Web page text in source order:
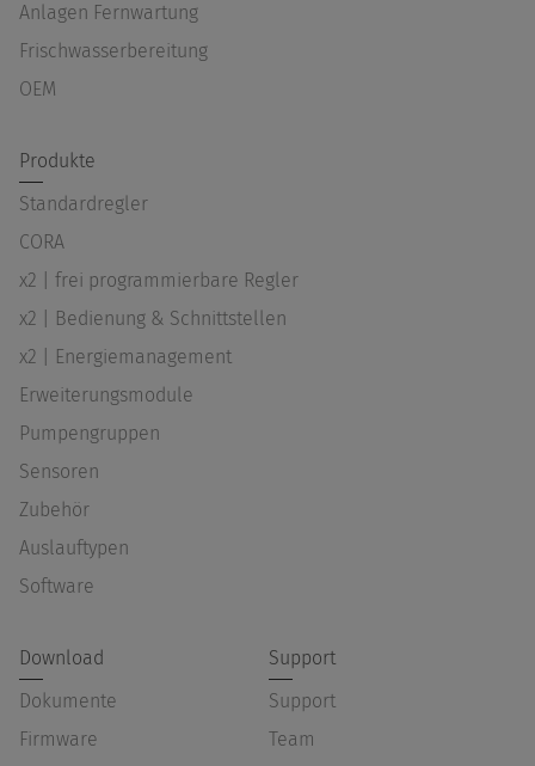
Anlagen Fernwartung
Frischwasserbereitung
OEM
Produkte
Standardregler
CORA
x2 | frei programmierbare Regler
x2 | Bedienung & Schnittstellen
x2 | Energiemanagement
Erweiterungsmodule
Pumpengruppen
Sensoren
Zubehör
Auslauftypen
Software
Download
Dokumente
Firmware
Support
Support
Team